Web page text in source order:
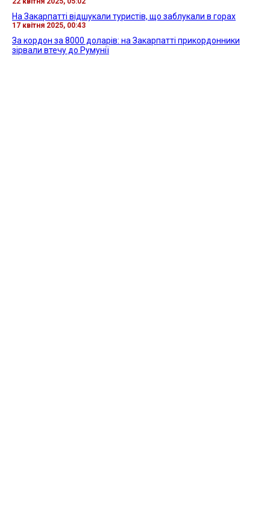
На Закарпатті відшукали туристів, що заблукали в горах
17 квітня 2025, 00:43
За кордон за 8000 доларів: на Закарпатті прикордонники
зірвали втечу до Румунії